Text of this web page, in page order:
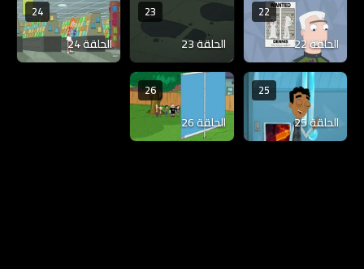
22
الحلقة 22
23
الحلقة 23
24
الحلقة 24
25
الحلقة 25
26
الحلقة 26